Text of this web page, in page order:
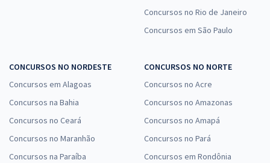
Concursos no Rio de Janeiro
Concursos em São Paulo
CONCURSOS NO NORDESTE
Concursos em Alagoas
Concursos na Bahia
Concursos no Ceará
Concursos no Maranhão
Concursos na Paraíba
CONCURSOS NO NORTE
Concursos no Acre
Concursos no Amazonas
Concursos no Amapá
Concursos no Pará
Concursos em Rondônia